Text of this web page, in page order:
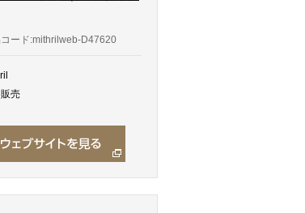
ード:mithrilweb-D47620
売